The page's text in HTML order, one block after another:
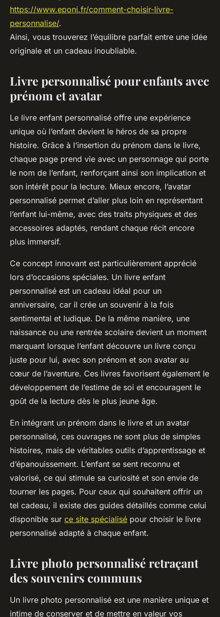
https://www.eponi.fr/comment-choisir-livre-
personnalise/.
Ainsi, vous trouverez l’équilibre parfait entre une idée
originale et un cadeau inoubliable.
Livre personnalisé pour enfants avec
prénom et avatar
Le livre enfant personnalisé offre une expérience
unique où l’enfant devient le héros de sa propre
histoire. Grâce à l’insertion du prénom dans le livre,
chaque page prend vie avec un personnage qui porte
le nom de l’enfant, renforçant ainsi son implication et
son intérêt pour la lecture. Mieux encore, l’avatar
personnalisé permet d’aller plus loin en représentant
l’enfant lui-même, avec des traits physiques et des
accessoires adaptés, rendant chaque récit encore
plus immersif.
Ce concept innovant est particulièrement apprécié
lors d’occasions spéciales. Un livre enfant
personnalisé est un cadeau idéal pour un
anniversaire, car il crée un souvenir à la fois
sentimental et ludique. De la même manière, une
naissance ou une rentrée scolaire devient un moment
marquant lorsque l’enfant découvre un livre conçu
juste pour lui, avec son prénom et son avatar au
cœur de l’aventure. Ces livres favorisent également le
développement de l’estime de soi et encouragent le
goût de la lecture dès le plus jeune âge.
En intégrant un prénom dans le livre et un avatar
personnalisé, ces ouvrages ne sont plus de simples
histoires, mais de véritables outils d’apprentissage et
d’épanouissement. L’enfant se sent reconnu et
valorisé, ce qui stimule sa curiosité et son envie de
tourner les pages. Pour ceux qui souhaitent offrir un
tel cadeau, il existe des guides détaillés comme celui
disponible sur ce site spécialisé pour choisir le livre
personnalisé adapté à chaque enfant.
Livre photo personnalisé retraçant
des souvenirs communs
Un livre photo personnalisé est une manière unique et
intime de conserver et de mettre en valeur vos